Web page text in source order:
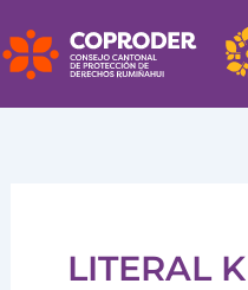
al
contenido
LITERAL K
por: